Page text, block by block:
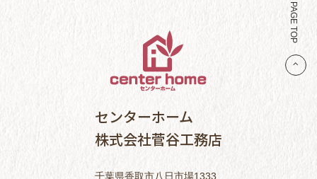
PAGE TOP
センターホーム
株式会社菅谷工務店
千葉県香取市八日市場1333